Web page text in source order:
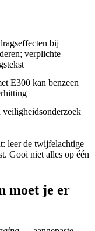
bij
verplichte
E300 kan benzeen
veiligheidsonderzoek
leer de twijfelachtige
Gooi niet alles op één
moet je er